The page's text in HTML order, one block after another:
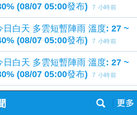
(08/07 05:00發布)
7 小時前
日白天 多雲短暫陣雨 溫度: 27 ~
(08/07 05:00發布)
7 小時前
日白天 多雲短暫陣雨 溫度: 27 ~
(08/07 05:00發布)
7 小時前